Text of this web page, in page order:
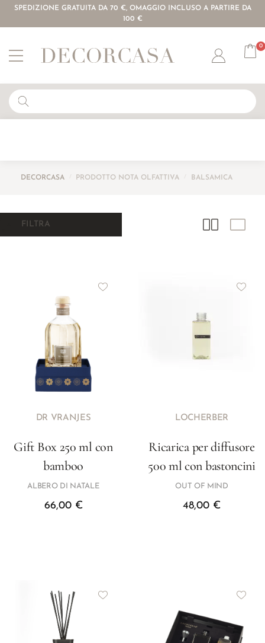
SPEDIZIONE GRATUITA DA 70 €, OMAGGIO INCLUSO A PARTIRE DA
100 €
Account
0
DECORCASA PRODOTTO NOTA OLFATTIVA BALSAMICA
FILTRA
DR VRANJES
Gift Box 250 ml con
bamboo
ALBERO DI NATALE
66,00 €
LOCHERBER
Ricarica per diffusore
500 ml con bastoncini
OUT OF MIND
48,00 €